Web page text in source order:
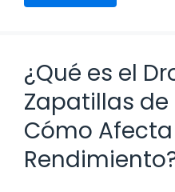
¿Qué es el
Zapatillas de
Cómo